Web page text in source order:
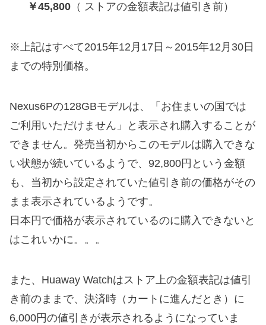
￥45,800（ ストアの金額表記は値引き前）
※上記はすべて2015年12月17日～2015年12月30日
までの特別価格。
Nexus6Pの128GBモデルは、「お住まいの国では
ご利用いただけません」と表示され購入することが
できません。発売当初からこのモデルは購入できな
い状態が続いているようで、92,800円という金額
も、当初から設定されていた値引き前の価格がその
まま表示されているようです。
日本円で価格が表示されているのに購入できないと
はこれいかに。。。
また、Huaway Watchはストア上の金額表記は値引
き前のままで、決済時（カートに進んだとき）に
6,000円の値引きが表示されるようになっていま